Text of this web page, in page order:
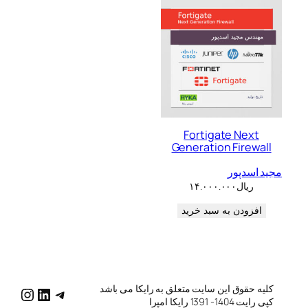
Fortigate Next
Generation Firewall
مجید اسدپور
ریال ۱۴.۰۰۰.۰۰۰
افزودن به سبد خرید
کلیه حقوق این سایت متعلق به رایکا می باشد
کپی رایت 1404- 1391 رایکا امپرا
raykatg